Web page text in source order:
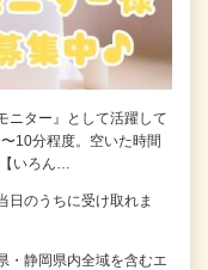
ニター』として活躍して
10分程度。空いた時間
いろん…
のうちに受け取れま
静岡県内全域を含むエ